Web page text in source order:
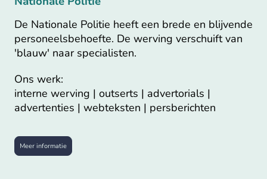
De Nationale Politie heeft een brede en blijvende
personeelsbehoefte. De werving verschuift van
'blauw' naar specialisten.
Ons werk:
interne werving | outserts | advertorials |
advertenties | webteksten | persberichten
Meer informatie